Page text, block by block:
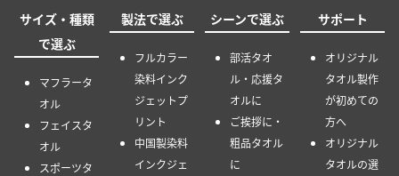
サイズ・種類
で選ぶ
マフラータ
オル
フェイスタ
オル
スポーツタ
製法で選ぶ
フルカラー
染料インク
ジェットプ
リント
中国製染料
インクジェ
シーンで選ぶ
部活タオ
ル・応援タ
オルに
ご挨拶に・
粗品タオル
に
サポート
オリジナル
タオル製作
が初めての
方へ
オリジナル
タオルの選